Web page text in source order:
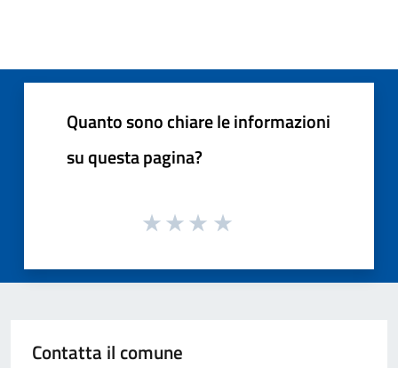
Quanto sono chiare le informazioni
su questa pagina?
Contatta il comune